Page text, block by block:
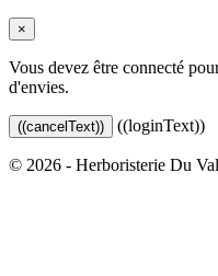
×
Vous devez être connecté
d'envies.
((cancelText)) ((loginText))
© 2026 - Herboristerie Du